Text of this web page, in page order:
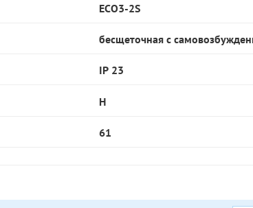
ECO3-2S
бесщеточная с
IP 23
H
61